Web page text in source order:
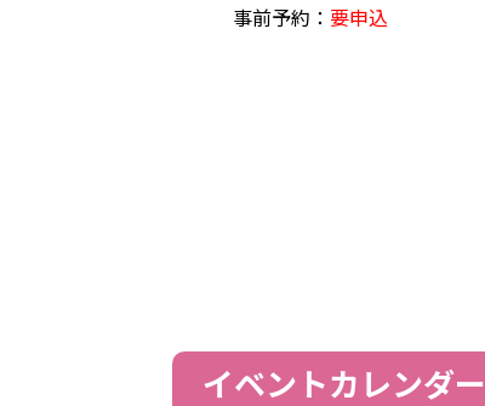
事前予約： 要申込
イベントカレンダー